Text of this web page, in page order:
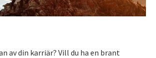
av din karriär? Vill du ha en brant